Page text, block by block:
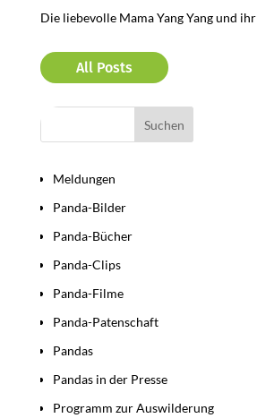
Die liebevolle Mama Yang Yang und ihr
All Posts
Meldungen
Panda-Bilder
Panda-Bücher
Panda-Clips
Panda-Filme
Panda-Patenschaft
Pandas
Pandas in der Presse
Programm zur Auswilderung